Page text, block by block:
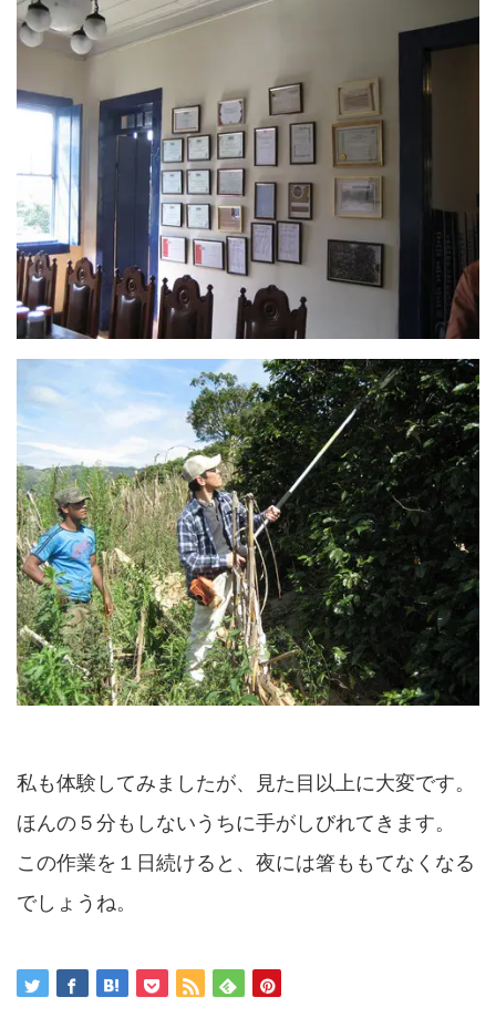
私も体験してみましたが、見た目以上に大変です。
ほんの５分もしないうちに手がしびれてきます。
この作業を１日続けると、夜には箸ももてなくなる
でしょうね。